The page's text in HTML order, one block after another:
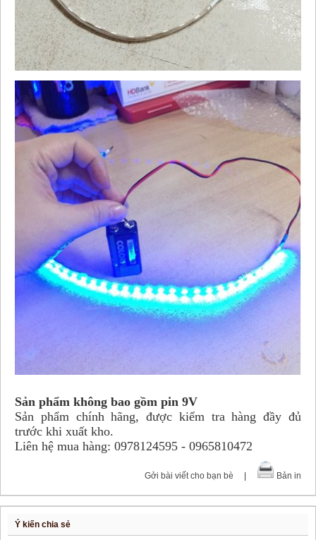
Sản phẩm không bao gồm pin 9V
Sản phẩm chính hãng, được kiểm tra hàng đầy đủ
trước khi xuất kho.
Liên hệ mua hàng: 0978124595 - 0965810472
Gởi bài viết cho bạn bè Bản in
Ý kiến chia sẻ